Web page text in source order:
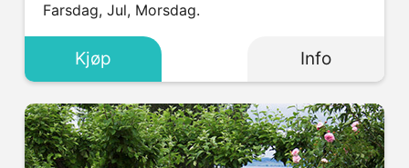
(Henne), Kollega, Mamma, Onkel, Pappa,
Svigerfar, Svigermor, Søster, Tante, Venninne.
Farsdag, Jul, Morsdag.
Info
Kjøp